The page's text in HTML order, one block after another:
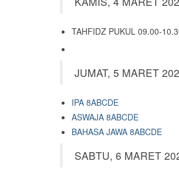
TAHFIDZ PUKUL 09.00-
JUMAT, 5 MARET
IPA 8ABCDE
ASWAJA 8ABCDE
BAHASA JAWA 8ABCDE
SABTU, 6 MARET